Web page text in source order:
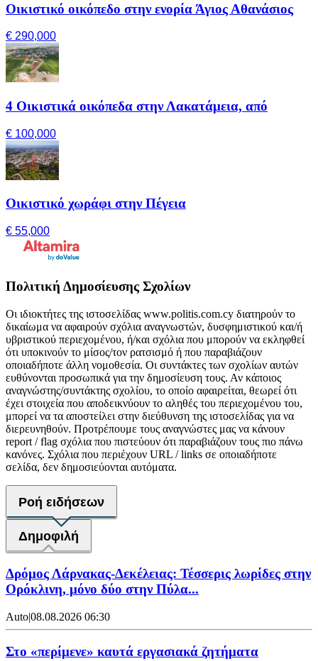
Οικιστικό οικόπεδο στην ενορία Άγιος Αθανάσιος
€ 290,000
4 Οικιστικά οικόπεδα στην Λακατάμεια, από
€ 100,000
Οικιστικό χωράφι στην Πέγεια
€ 55,000
Πολιτική Δημοσίευσης Σχολίων
Οι ιδιοκτήτες της ιστοσελίδας www.politis.com.cy διατηρούν το
δικαίωμα να αφαιρούν σχόλια αναγνωστών, δυσφημιστικού και/ή
υβριστικού περιεχομένου, ή/και σχόλια που μπορούν να εκληφθεί
ότι υποκινούν το μίσος/τον ρατσισμό ή που παραβιάζουν
οποιαδήποτε άλλη νομοθεσία. Οι συντάκτες των σχολίων αυτών
ευθύνονται προσωπικά για την δημοσίευση τους. Αν κάποιος
αναγνώστης/συντάκτης σχολίου, το οποίο αφαιρείται, θεωρεί ότι
έχει στοιχεία που αποδεικνύουν το αληθές του περιεχομένου του,
μπορεί να τα αποστείλει στην διεύθυνση της ιστοσελίδας για να
διερευνηθούν. Προτρέπουμε τους αναγνώστες μας να κάνουν
report / flag σχόλια που πιστεύουν ότι παραβιάζουν τους πιο πάνω
κανόνες. Σχόλια που περιέχουν URL / links σε οποιαδήποτε
σελίδα, δεν δημοσιεύονται αυτόματα.
Ροή ειδήσεων
Δημοφιλή
Δρόμος Λάρνακας-Δεκέλειας: Τέσσερις λωρίδες στην
Ορόκλινη, μόνο δύο στην Πύλα...
Auto|08.08.2026 06:30
Στο «περίμενε» καυτά εργασιακά ζητήματα